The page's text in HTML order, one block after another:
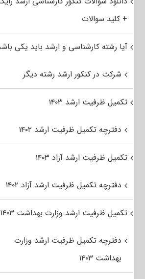
+ کلید سوالات
آیا رشته کارشناسی و ارشد باید یکی
شرکت در کنکور ارشد رشته دیگر
تکمیل ظرفیت ارشد ۱۴۰۳
دفترچه تکمیل ظرفیت ارشد ۱۴۰۲
تکمیل ظرفیت ارشد آزاد ۱۴۰۳
دفترچه تکمیل ظرفیت ارشد آزاد ۱۴۰۲
تکمیل ظرفیت ارشد وزارت بهداشت ۱۴۰۳
دفترچه تکمیل ظرفیت ارشد وزارت
بهداشت ۱۴۰۳